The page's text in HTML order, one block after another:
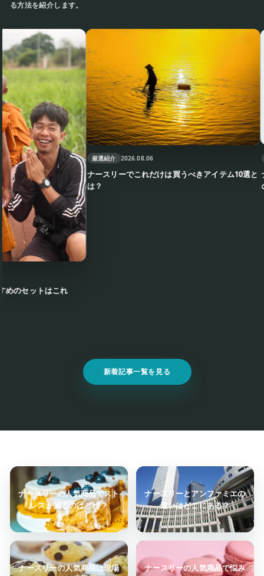
できる方法を紹介します。
トはこれ
厳選紹介 2026.08.06
ナースリーでこれだけは買うべきアイテム10選と
は？
ナースリ
の選択
新着記事一覧を見る
ナースリーの人気商品でスト
レスが減るのはどれ？
ナースリーとアンファミエの
違いはどこにある？
ナースリーの人気商品は現場
ナースリーの人気商品で悩み